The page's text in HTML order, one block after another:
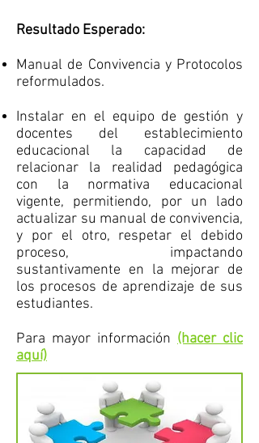
Resultado Esperado:
Manual de Convivencia y Protocolos
reformulados.
Instalar en el equipo de gestión y
docentes del establecimiento
educacional la capacidad de
relacionar la realidad pedagógica
con la normativa educacional
vigente, permitiendo, por un lado
actualizar su manual de convivencia,
y por el otro, respetar el debido
proceso, impactando
sustantivamente en la mejorar de
los procesos de aprendizaje de sus
estudiantes.
Para mayor información (hacer clic
aquí)